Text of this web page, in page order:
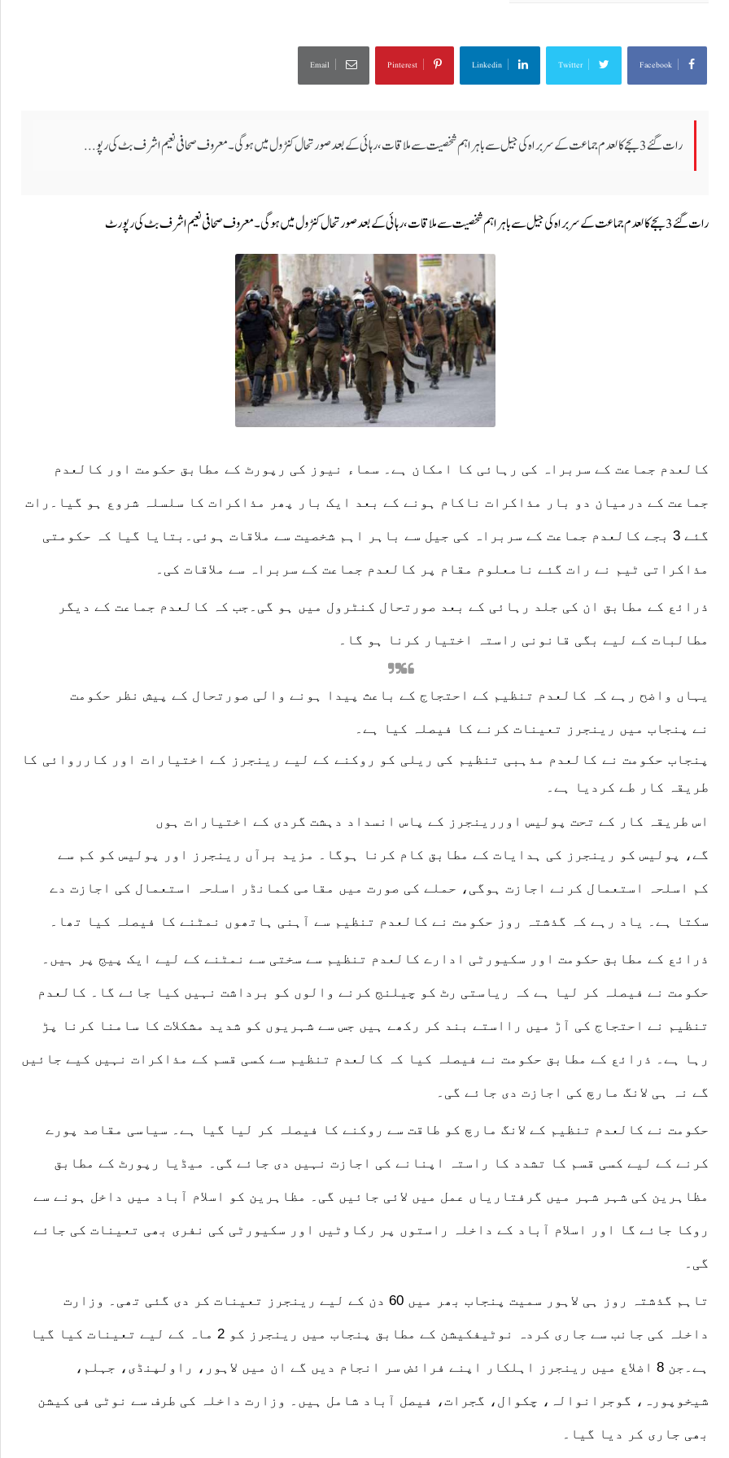
Facebook
Twitter
Linkedin
Pinterest
Email
رات گئے 3 بجے کالعدم جماعت کے سربراہ کی جیل سے باہر اہم شخصیت سے ملاقات،رہائی کے بعد صورتحال کنڑول میں ہو گی۔معروف صحافی نعیم اشرف بٹ کی رپو...
رات گئے 3 بجے کالعدم جماعت کے سربراہ کی جیل سے باہر اہم شخصیت سے ملاقات،رہائی کے بعد صورتحال کنڑول میں ہو گی۔معروف صحافی نعیم اشرف بٹ کی رپورٹ
کالعدم جماعت کے سربراہ کی رہائی کا امکان ہے۔ سماء نیوز کی رپورٹ کے مطابق حکومت اور کالعدم
جماعت کے درمیان دو بار مذاکرات ناکام ہونے کے بعد ایک بار پھر مذاکرات کا سلسلہ شروع ہو گیا۔رات
گئے 3 بجے کالعدم جماعت کے سربراہ کی جیل سے باہر اہم شخصیت سے ملاقات ہوئی۔بتایا گیا کہ حکومتی
مذاکراتی ٹیم نے رات گئے نامعلوم مقام پر کالعدم جماعت کے سربراہ سے ملاقات کی۔
ذرائع کے مطابق ان کی جلد رہائی کے بعد صورتحال کنٹرول میں ہو گی۔جب کہ کالعدم جماعت کے دیگر
مطالبات کے لیے بگی قانونی راستہ اختیار کرنا ہو گا۔
یہاں واضح رہے کہ کالعدم تنظیم کے احتجاج کے باعث پیدا ہونے والی صورتحال کے پیش نظر حکومت
نے پنجاب میں رینجرز
تعینات کرنے کا فیصلہ کیا ہے۔
پنجاب حکومت نے کالعدم مذہبی تنظیم کی ریلی کو روکنے کے لیے رینجرز کے اختیارات اور کارروائی کا
طریقہ کار طے کردیا ہے۔
اس طریقہ کار کے تحت پولیس اوررینجرز کے پاس انسداد دہشت گردی کے اختیارات ہوں
گے، پولیس کو رینجرز کی ہدایات کے مطابق کام کرنا ہوگا۔ مزید برآں رینجرز اور پولیس کو کم سے
کم اسلحہ استعمال کرنے اجازت ہوگی، حملے کی صورت میں مقامی کمانڈر اسلحہ استعمال کی اجازت دے
سکتا ہے۔ یاد رہے کہ گذشتہ روز حکومت نے کالعدم تنظیم سے آہنی ہاتھوں نمٹنے کا فیصلہ کیا تھا۔
ذرائع کے مطابق حکومت اور سکیورٹی ادارے کالعدم تنظیم سے سختی سے نمٹنے کے لیے ایک پیج پر ہیں۔
حکومت نے فیصلہ کر لیا ہے کہ ریاستی رٹ کو چیلنج کرنے والوں کو برداشت نہیں کیا جائے گا۔ کالعدم
تنظیم نے احتجاج کی آڑ میں رااستے بند کر رکھے ہیں جس سے شہریوں کو شدید مشکلات کا سامنا کرنا پڑ
رہا ہے۔ ذرائع کے مطابق حکومت نے فیصلہ کیا کہ کالعدم تنظیم سے کسی قسم کے مذاکرات نہیں کیے جائیں
گے نہ ہی لانگ مارچ کی اجازت دی جائے گی۔
حکومت نے کالعدم تنظیم کے لانگ مارچ کو طاقت سے روکنے کا فیصلہ کر لیا گیا ہے۔ سیاسی مقاصد پورے
کرنے کے لیے کسی قسم کا تشدد کا راستہ اپنانے کی اجازت نہیں دی جائے گی۔ میڈیا رپورٹ کے مطابق
مظاہرین کی شہر شہر میں گرفتاریاں عمل میں لائی جائیں گی۔ مظاہرین کو اسلام آباد میں داخل ہونے سے
روکا جائے گا اور اسلام آباد کے داخلہ راستوں پر رکاوٹیں اور سکیورٹی کی نفری بھی تعینات کی جائے
گی۔
تاہم گذشتہ روز ہی لاہور سمیت پنجاب بھر میں 60 دن کے لیے رینجرز تعینات کر دی گئی تھی۔ وزارت
داخلہ کی جانب سے جاری کردہ نوٹیفکیشن کے مطابق پنجاب میں رینجرز کو 2 ماہ کے لیے تعینات کیا گیا
ہے۔جن 8 اضلاع میں رینجرز اہلکار اپنے فرائض سر انجام دیں گے ان میں لاہور، راولپنڈی، جہلم،
شیخوپورہ، گوجرانوالہ، چکوال، گجرات، فیصل آباد شامل ہیں۔ وزارت داخلہ کی طرف سے نوٹی فی کیشن
بھی جاری کر دیا گیا۔